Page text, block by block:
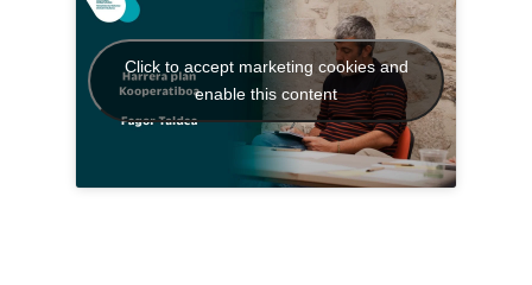
Click to accept marketing cookies and
enable this content